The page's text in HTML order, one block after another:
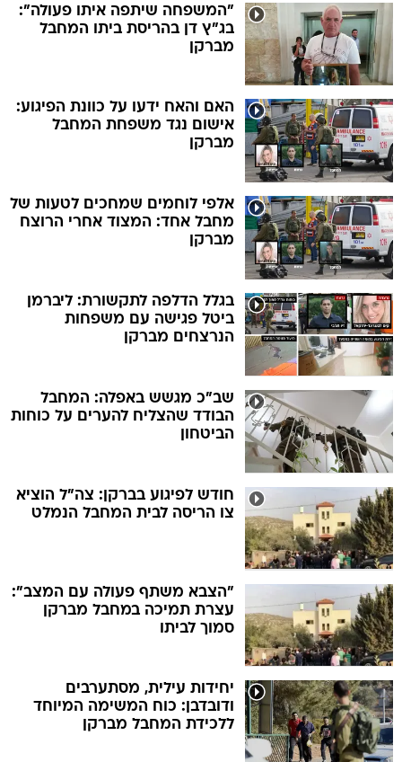
"המשפחה שיתפה איתו פעולה":
בג"ץ דן בהריסת ביתו המחבל
מברקן
האם והאח ידעו על כוונת הפיגוע:
אישום נגד משפחת המחבל
מברקן
אלפי לוחמים שמחכים לטעות של
מחבל אחד: המצוד אחרי הרוצח
מברקן
בגלל הדלפה לתקשורת: ליברמן
ביטל פגישה עם משפחות
הנרצחים מברקן
שב"כ מגשש באפלה: המחבל
הבודד שהצליח להערים על כוחות
הביטחון
חודש לפיגוע בברקן: צה"ל הוציא
צו הריסה לבית המחבל הנמלט
"הצבא משתף פעולה עם המצב":
עצרת תמיכה במחבל מברקן
סמוך לביתו
יחידות עילית, מסתערבים
ודובדבן: כוח המשימה המיוחד
ללכידת המחבל מברקן